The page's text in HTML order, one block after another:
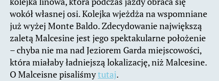
wokół własnej osi. Kolejka wjeżdża na wspomniane
już wyżej Monte Baldo. Zdecydowanie największą
zaletą Malcesine jest jego spektakularne położenie
– chyba nie ma nad Jeziorem Garda miejscowości,
która miałaby ładniejszą lokalizację, niż Malcesine.
O Malceisne pisaliśmytutaj.